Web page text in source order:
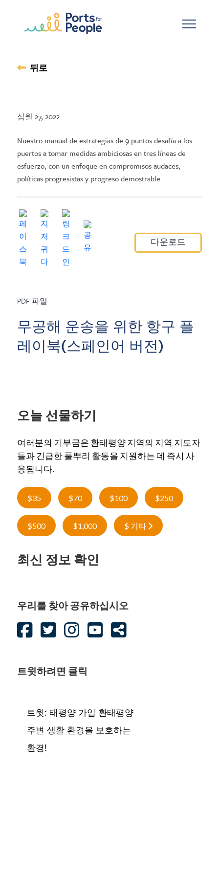
뒤로
십월 27, 2022
Nuestro manual de estrategias de 9 puntos desafía a los
puertos a tomar medidas ambiciosas en tres líneas de
esfuerzo, con un enfoque en compromisos audaces,
políticas progresistas y progreso demostrable.
다운로드
PDF 파일
무공해 운송을 위한 항구 플
레이북(스페인어 버전)
오늘 선물하기
여러분의 기부금은 환태평양 지역의 지역 지도자
들과 긴급한 풀뿌리 활동을 지원하는 데 즉시 사
용됩니다.
$35 $70 $100 $250
$500 $1,000 $ 기타
최신 정보 확인
우리를 찾아 공유하십시오
트윗하려면 클릭
트윗: 태평양 가입 환태평양
주변 생활 환경을 보호하는
환경!